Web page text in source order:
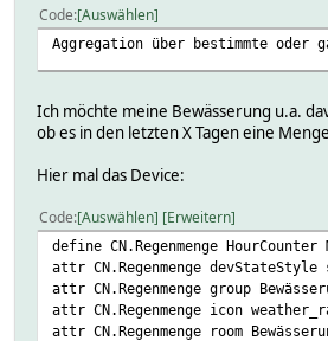
Code Auswählen
Aggregation über bestimmte oder
Ich möchte meine Bewässerung u.a.
ob es in den letzten X Tagen eine
Hier mal das Device:
Code Auswählen Erweitern
define CN.Regenmenge HourCounter
attr CN.Regenmenge
attr CN.Regenmenge group
attr CN.Regenmenge icon
attr CN.Regenmenge room